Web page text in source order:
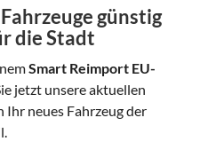
Gebrauchtwagen,
Bestellfahrzeuge,
günstig
die Stadt
Smart Reimport EU-
jetzt unsere aktuellen
Ihr neues Fahrzeug der